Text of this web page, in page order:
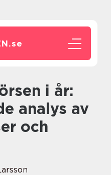
se
analys av
och